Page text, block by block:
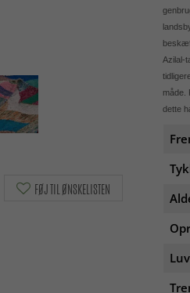
Azilal-
måde.
dette
FØJ TIL ØNSKELISTEN